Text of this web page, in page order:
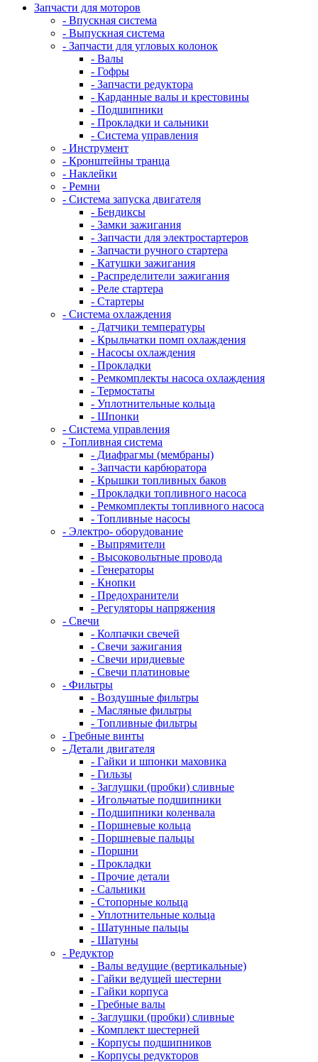
Запчасти для моторов
- Впускная система
- Выпускная система
- Запчасти для угловых колонок
- Валы
- Гофры
- Запчасти редуктора
- Карданные валы и крестовины
- Подшипники
- Прокладки и сальники
- Система управления
- Инструмент
- Кронштейны транца
- Наклейки
- Ремни
- Система запуска двигателя
- Бендиксы
- Замки зажигания
- Запчасти для электростартеров
- Запчасти ручного стартера
- Катушки зажигания
- Распределители зажигания
- Реле стартера
- Стартеры
- Система охлаждения
- Датчики температуры
- Крыльчатки помп охлаждения
- Насосы охлаждения
- Прокладки
- Ремкомплекты насоса охлаждения
- Термостаты
- Уплотнительные кольца
- Шпонки
- Система управления
- Топливная система
- Диафрагмы (мембраны)
- Запчасти карбюратора
- Крышки топливных баков
- Прокладки топливного насоса
- Ремкомплекты топливного насоса
- Топливные насосы
- Электро- оборудование
- Выпрямители
- Высоковольтные провода
- Генераторы
- Кнопки
- Предохранители
- Регуляторы напряжения
- Свечи
- Колпачки свечей
- Свечи зажигания
- Свечи иридиевые
- Свечи платиновые
- Фильтры
- Воздушные фильтры
- Масляные фильтры
- Топливные фильтры
- Гребные винты
- Детали двигателя
- Гайки и шпонки маховика
- Гильзы
- Заглушки (пробки) сливные
- Игольчатые подшипники
- Подшипники коленвала
- Поршневые кольца
- Поршневые пальцы
- Поршни
- Прокладки
- Прочие детали
- Сальники
- Стопорные кольца
- Уплотнительные кольца
- Шатунные пальцы
- Шатуны
- Редуктор
- Валы ведущие (вертикальные)
- Гайки ведущей шестерни
- Гайки корпуса
- Гребные валы
- Заглушки (пробки) сливные
- Комплект шестерней
- Корпусы подшипников
- Корпусы редукторов